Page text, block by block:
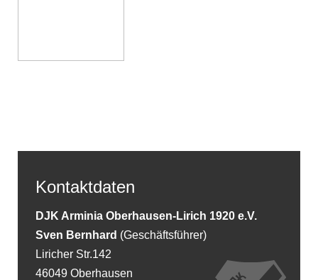
Kontaktdaten
DJK Arminia Oberhausen-Lirich 1920 e.V.
Sven Bernhard (Geschäftsführer)
Liricher Str.142
46049 Oberhausen